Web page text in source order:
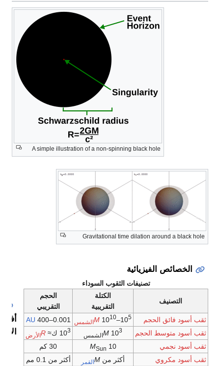
A simple illustration of a non-spinning black hole
Gravitational time dilation around a black hole
الخصائص الفيزيائية
تصنيفات الثقوب السوداء
التصنيف
الكتلة
التقريبية
الحجم
التقريبي
ثقب أسود فائق الحجم
105
–10
10
Mالشمس 0.001–400
AU
ثقب أسود متوسط الحجم
103
Mالشمس 103 ك≈ Rالأرض
ثقب أسود نجمي 10
MSun
30 كم
ثقب أسود مكروي
أكثر من Mالقمر أكثر من 0.1 مم
أفق